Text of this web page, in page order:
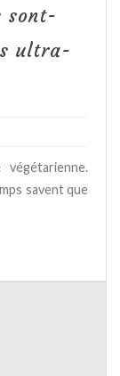
sont-
ultra-
savent que